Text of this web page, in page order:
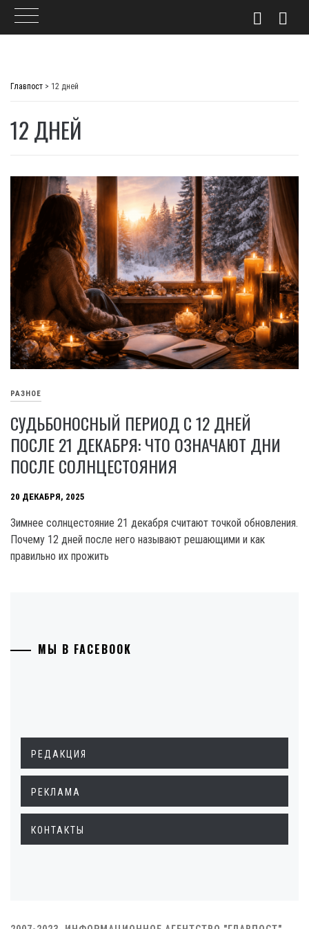
Главпост > 12 дней
12 ДНЕЙ
РАЗНОЕ
СУДЬБОНОСНЫЙ ПЕРИОД С 12 ДНЕЙ
ПОСЛЕ 21 ДЕКАБРЯ: ЧТО ОЗНАЧАЮТ ДНИ
ПОСЛЕ СОЛНЦЕСТОЯНИЯ
20 ДЕКАБРЯ, 2025
Зимнее солнцестояние 21 декабря считают точкой обновления.
Почему 12 дней после него называют решающими и как
правильно их прожить
МЫ В FACEBOOK
РЕДАКЦИЯ
РЕКЛАМА
КОНТАКТЫ